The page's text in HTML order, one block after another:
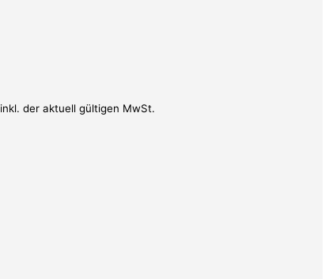
inkl. der aktuell gültigen MwSt.